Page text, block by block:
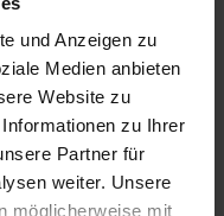
und Anzeigen zu
Medien anbieten
Website zu
zu Ihrer
Partner für
weiter. Unsere
möglicherweise mit
of power of the
election. In
between
home and abroad
shift in global